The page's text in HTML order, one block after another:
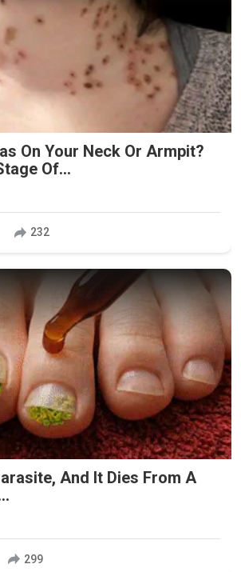
On Your Neck Or Armpit?
Of...
232
And It Dies From A
299